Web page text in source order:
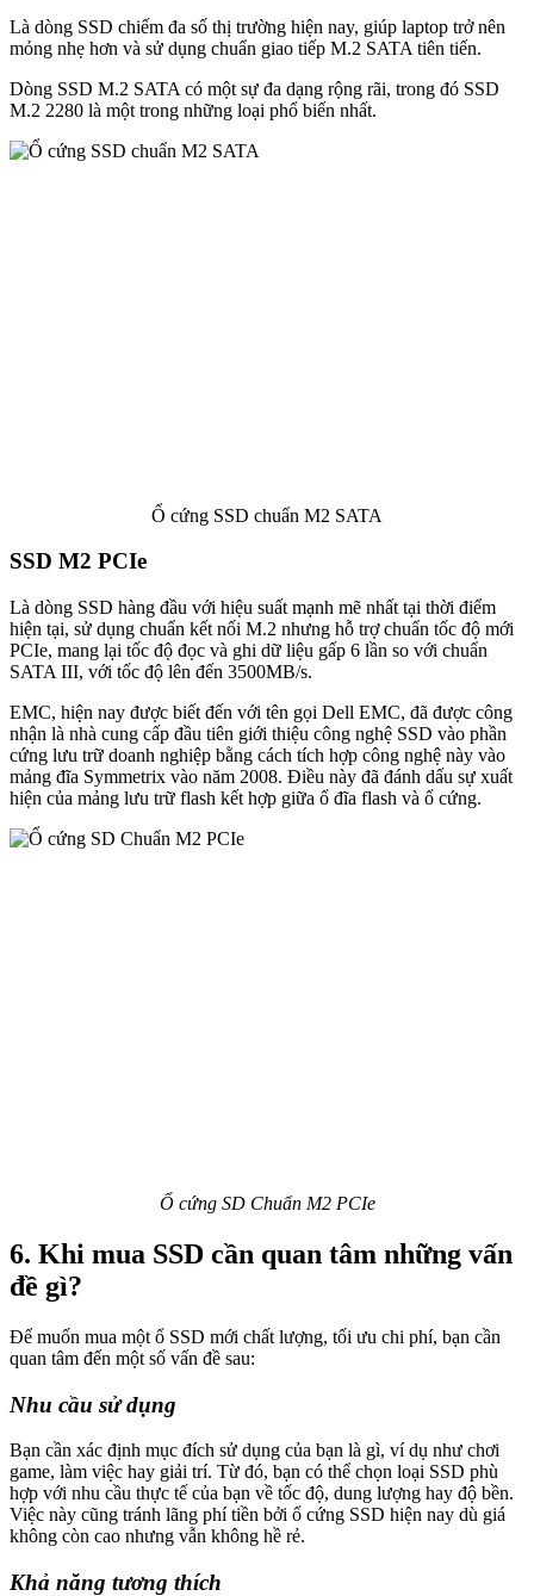
Là dòng SSD chiếm đa số thị trường hiện nay, giúp laptop trở nên
mỏng nhẹ hơn và sử dụng chuẩn giao tiếp M.2 SATA tiên tiến.
Dòng SSD M.2 SATA có một sự đa dạng rộng rãi, trong đó SSD
M.2 2280 là một trong những loại phổ biến nhất.
Ổ cứng SSD chuẩn M2 SATA
SSD M2 PCIe
Là dòng SSD hàng đầu với hiệu suất mạnh mẽ nhất tại thời điểm
hiện tại, sử dụng chuẩn kết nối M.2 nhưng hỗ trợ chuẩn tốc độ mới
PCIe, mang lại tốc độ đọc và ghi dữ liệu gấp 6 lần so với chuẩn
SATA III, với tốc độ lên đến 3500MB/s.
EMC, hiện nay được biết đến với tên gọi Dell EMC, đã được công
nhận là nhà cung cấp đầu tiên giới thiệu công nghệ SSD vào phần
cứng lưu trữ doanh nghiệp bằng cách tích hợp công nghệ này vào
mảng đĩa Symmetrix vào năm 2008. Điều này đã đánh dấu sự xuất
hiện của mảng lưu trữ flash kết hợp giữa ổ đĩa flash và ổ cứng.
Ổ cứng SD Chuẩn M2 PCIe
6. Khi mua SSD cần quan tâm những vấn
đề gì?
Để muốn mua một ổ SSD mới chất lượng, tối ưu chi phí, bạn cần
quan tâm đến một số vấn đề sau:
Nhu cầu sử dụng
Bạn cần xác định mục đích sử dụng của bạn là gì, ví dụ như chơi
game, làm việc hay giải trí. Từ đó, bạn có thể chọn loại SSD phù
hợp với nhu cầu thực tế của bạn về tốc độ, dung lượng hay độ bền.
Việc này cũng tránh lãng phí tiền bởi ổ cứng SSD hiện nay dù giá
không còn cao nhưng vẫn không hề rẻ.
Khả năng tương thích